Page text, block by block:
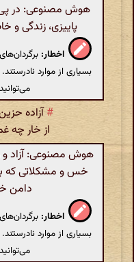
هوش مصنوعی: در پی
پاییزی، زندگی و
اخطار:
بسیاری از موارد
#آزاده
از خار چه
هوش مصنوعی: آزاد و
خس و مشکلاتی که
دامن
اخطار:
بسیاری از موارد